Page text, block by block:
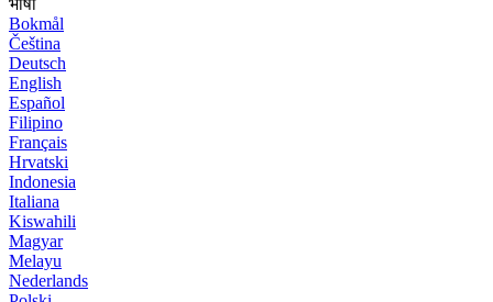
Bokmål
Čeština
Deutsch
English
Español
Filipino
Français
Hrvatski
Indonesia
Italiana
Kiswahili
Magyar
Melayu
Nederlands